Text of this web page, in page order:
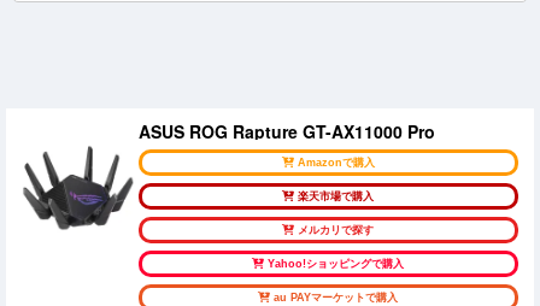
ASUS ROG Rapture GT-AX11000 Pro
Amazonで購入
楽天市場で購入
メルカリで探す
Yahoo!ショッピングで購入
au PAYマーケットで購入